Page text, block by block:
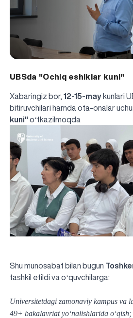
UBSda "Ochiq eshiklar kuni"
Xabaringiz bor, 12-15-maykunlari
bitiruvchilari hamda ota-onalar
kuni" oʻtkazilmoqda
Shu munosabat bilan bugun
tashkil etildi va oʻquvchilarga:
Universitetdagi zamonaviy kampus va
49+ bakalavriat yoʻnalishlarida oʻqish;